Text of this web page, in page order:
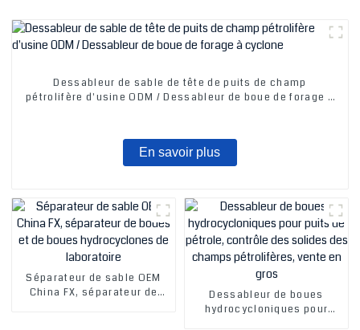
Dessableur de sable de tête de puits de champ
pétrolifère d'usine ODM / Dessableur de boue de forage à
En savoir plus
Séparateur de sable OEM
China FX, séparateur de
Dessableur de boues
hydrocycloniques pour